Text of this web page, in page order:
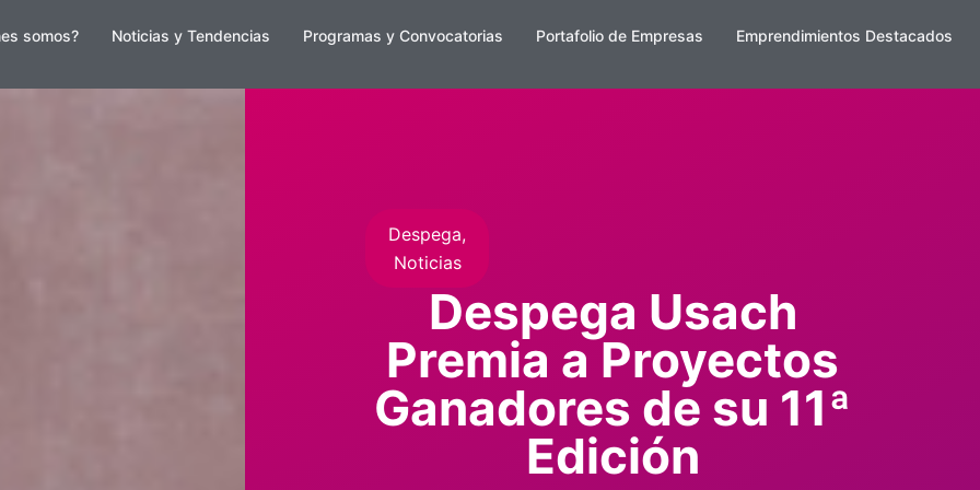
somos? Noticias y Tendencias Programas y Convocatorias Portafolio de Empresas Emprendimientos Destacados
Despega,
Noticias
Despega Usach
Premia a Proyectos
Ganadores de su 11ª
Edición